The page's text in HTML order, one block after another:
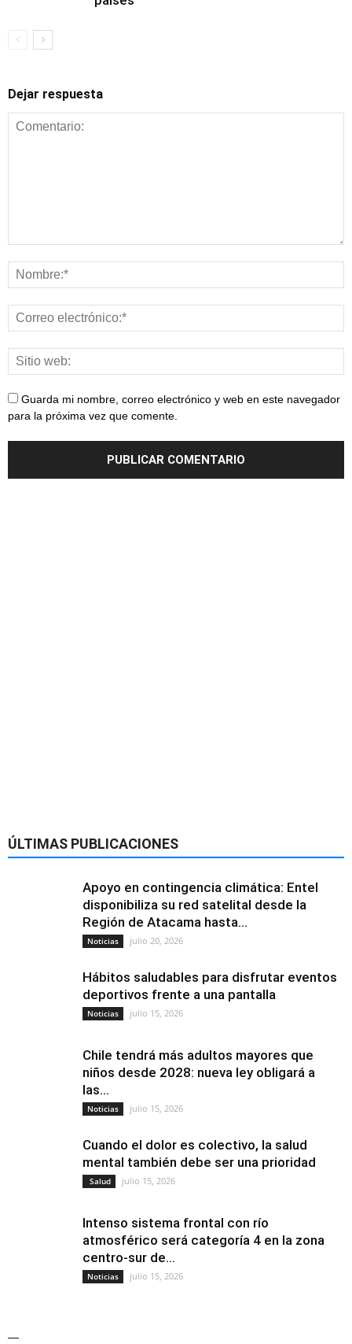
Dejar respuesta
Guarda mi nombre, correo electrónico y web en este navegador
para la próxima vez que comente.
ÚLTIMAS PUBLICACIONES
Apoyo en contingencia climática: Entel
disponibiliza su red satelital desde la
Región de Atacama hasta...
Noticias julio 20, 2026
Hábitos saludables para disfrutar eventos
deportivos frente a una pantalla
Noticias julio 15, 2026
Chile tendrá más adultos mayores que
niños desde 2028: nueva ley obligará a
las...
Noticias julio 15, 2026
Cuando el dolor es colectivo, la salud
mental también debe ser una prioridad
Salud julio 15, 2026
Intenso sistema frontal con río
atmosférico será categoría 4 en la zona
centro-sur de...
Noticias julio 15, 2026
—